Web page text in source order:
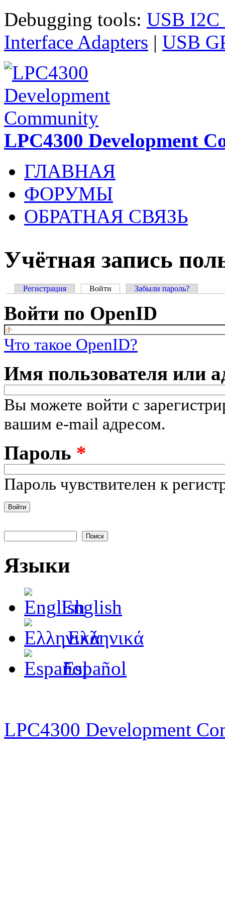
Перейти к основному содержанию
Debugging tools: USB I2C
Interface Adapters | USB
LPC4300 Development
ГЛАВНАЯ
ФОРУМЫ
ОБРАТНАЯ СВЯЗЬ
Учётная запись
Регистрация Войти (активная вкладка)
Забыли пароль?
Войти по OpenID
Что такое OpenID?
Имя пользователя или
Вы можете войти с
вашим e-mail адресом.
Пароль *
Пароль чувствителен к
Форма поиска
Языки
English
Ελληνικά
Español
LPC4300 Development